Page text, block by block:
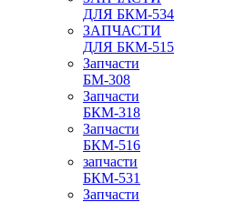
ДЛЯ БКМ-534
ЗАПЧАСТИ
ДЛЯ БКМ-515
Запчасти
БМ-308
Запчасти
БКМ-318
Запчасти
БКМ-516
запчасти
БКМ-531
Запчасти